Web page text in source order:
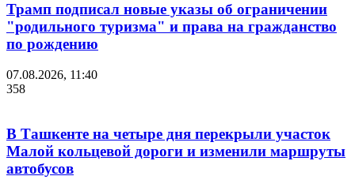
Трамп подписал новые указы об ограничении
"родильного туризма" и права на гражданство
по рождению
07.08.2026, 11:40
358
В Ташкенте на четыре дня перекрыли участок
Малой кольцевой дороги и изменили маршруты
автобусов